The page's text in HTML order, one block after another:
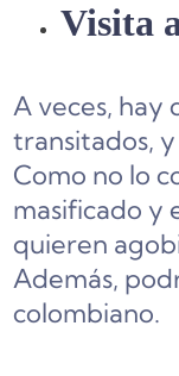
Visita
A veces, hay
transitados,
Como no lo
masificado y
quieren
Además,
colombiano.